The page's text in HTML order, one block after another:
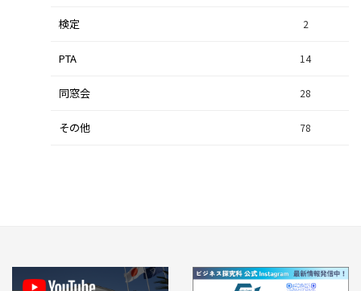
集中研修（総合探究科） 37
検定 2
PTA 14
同窓会 28
その他 78